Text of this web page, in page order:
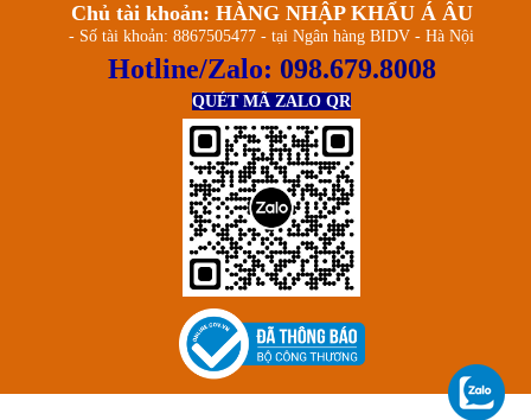
Chủ tài khoản: HÀNG NHẬP KHẨU Á ÂU
- Số tài khoản: 8867505477 - tại Ngân hàng BIDV - Hà Nội
Hotline/Zalo: 098.679.8008
QUÉT MÃ ZALO QR